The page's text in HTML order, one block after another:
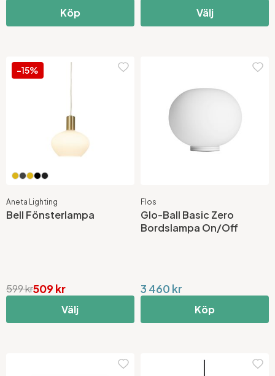
Köp Välj
-15%
Aneta Lighting
Bell Fönsterlampa
509 kr
599 kr
Välj
Flos
Glo-Ball Basic Zero
Bordslampa On/Off
3 460 kr
Köp